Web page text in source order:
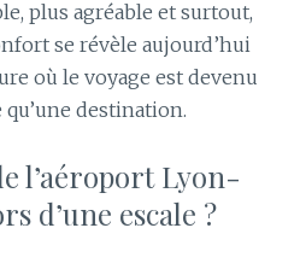
plus agréable et surtout,
se révèle aujourd’hui
où le voyage est devenu
destination.
l’aéroport Lyon-
d’une escale ?